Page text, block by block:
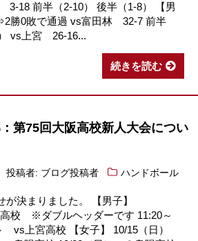
18 前半（2-10） 後半（1-8） 【男
勝0敗で通過 vs富田林 32-7 前半
） vs上宮 26-16...
続きを読む
第75回大阪高校新人大会につい
投稿者: ブログ投稿者 ハンドボール
決まりました。 【男子】
校 ※ダブルヘッダーです 11:20～
vs上宮高校 【女子】 10/15（日）